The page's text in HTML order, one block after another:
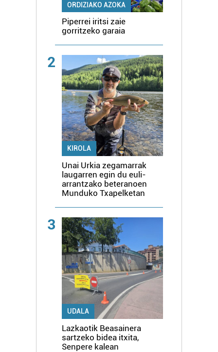
ORDIZIAKO AZOKA
Piperrei iritsi zaie
gorritzeko garaia
2
KIROLA
Unai Urkia zegamarrak
laugarren egin du euli-
arrantzako beteranoen
Munduko Txapelketan
3
UDALA
Lazkaotik Beasainera
sartzeko bidea itxita,
Senpere kalean